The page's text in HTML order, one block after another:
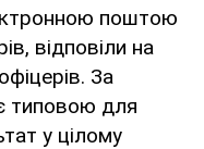
поштою
відповіли на
За
типовою для
у цілому